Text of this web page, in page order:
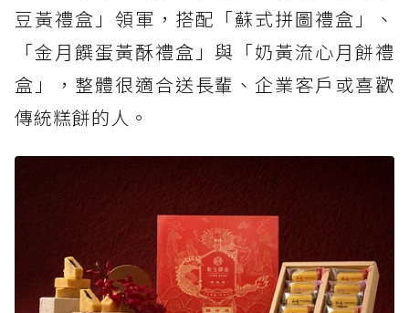
豆黃禮盒」領軍，搭配「蘇式拼圖禮盒」、
「金月饌蛋黃酥禮盒」與「奶黃流心月餅禮
盒」，整體很適合送長輩、企業客戶或喜歡
傳統糕餅的人。